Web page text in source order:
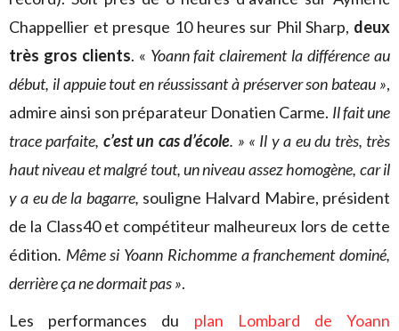
Chappellier et presque 10 heures sur Phil Sharp, deux
très gros clients. « Yoann fait clairement la différence au
début, il appuie tout en réussissant à préserver son bateau »,
admire ainsi son préparateur Donatien Carme. Il fait une
trace parfaite, c’est un cas d’école. » « Il y a eu du très, très
haut niveau et malgré tout, un niveau assez homogène, car il
y a eu de la bagarre, souligne Halvard Mabire, président
de la Class40 et compétiteur malheureux lors de cette
édition. Même si Yoann Richomme a franchement dominé,
derrière ça ne dormait pas ».
Les performances du plan Lombard de Yoann